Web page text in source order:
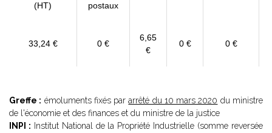
(HT)
postaux
33,24 € 0 €
6,65
€
0 € 0 €
Greffe : émoluments fixés pararrêté du 10 mars 2020 du ministre
de l'économie et des finances et du ministre de la justice
INPI : Institut National de la Propriété Industrielle (somme reversée